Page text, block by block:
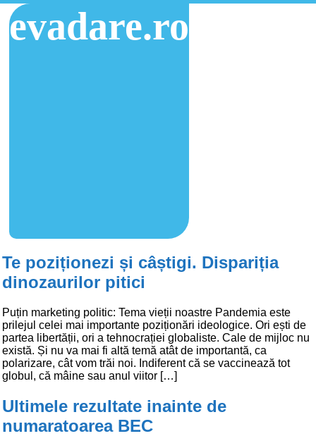
evadare.ro
Te poziționezi și câștigi. Dispariția
dinozaurilor pitici
Puțin marketing politic: Tema vieții noastre Pandemia este
prilejul celei mai importante poziționări ideologice. Ori ești de
partea libertății, ori a tehnocrației globaliste. Cale de mijloc nu
există. Și nu va mai fi altă temă atât de importantă, ca
polarizare, cât vom trăi noi. Indiferent că se vaccinează tot
globul, că mâine sau anul viitor […]
Ultimele rezultate inainte de
numaratoarea BEC